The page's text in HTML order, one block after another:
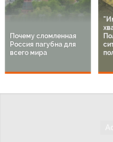
Почему сломленная
Россия пагубна для
всего мира